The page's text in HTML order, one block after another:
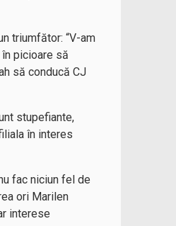
triumfător: “V-am
în picioare să
să conducă CJ
stupefiante,
în interes
fac niciun fel de
ori Marilen
interese